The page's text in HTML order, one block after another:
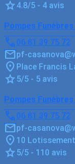
4.8/5 - 4 avis
Pompes
06 81 39 75 72
pf-
Place Francis
5/5 - 5 avis
Pompes
06 81 39 75 72
pf-
10
5/5 - 110 avis